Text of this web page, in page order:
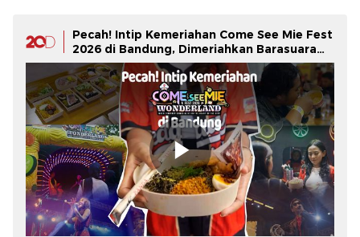
Pecah! Intip Kemeriahan Come See Mie Fest
2026 di Bandung, Dimeriahkan Barasuara
hingga The Changcuters